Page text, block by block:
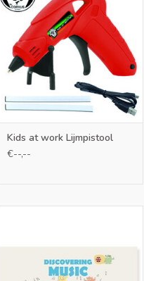
Kids at work Lijmpistool
€--,--